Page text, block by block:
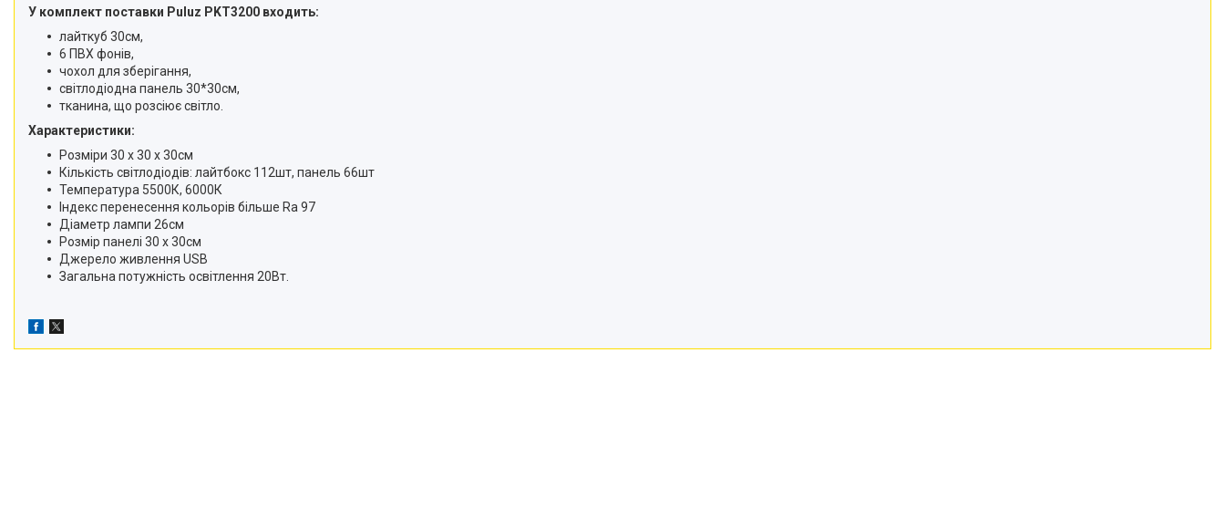
У комплект поставки Puluz PKT3200 входить:
лайткуб 30см,
6 ПВХ фонів,
чохол для зберігання,
світлодіодна панель 30*30см,
тканина, що розсіює світло.
Характеристики:
Розміри 30 х 30 х 30см
Кількість світлодіодів: лайтбокс 112шт, панель 66шт
Температура 5500К, 6000К
Індекс перенесення кольорів більше Ra 97
Діаметр лампи 26см
Розмір панелі 30 х 30см
Джерело живлення USB
Загальна потужність освітлення 20Вт.